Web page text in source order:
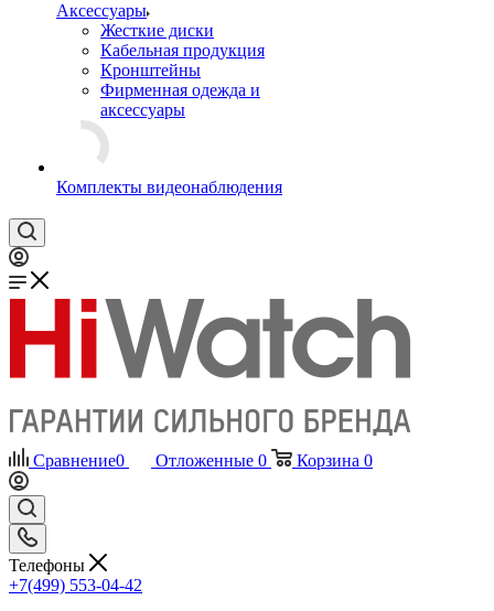
Аксессуары
Жесткие диски
Кабельная продукция
Кронштейны
Фирменная одежда и
аксессуары
Комплекты видеонаблюдения
Сравнение0 Отложенные 0 Корзина 0
Телефоны
+7(499) 553-04-42